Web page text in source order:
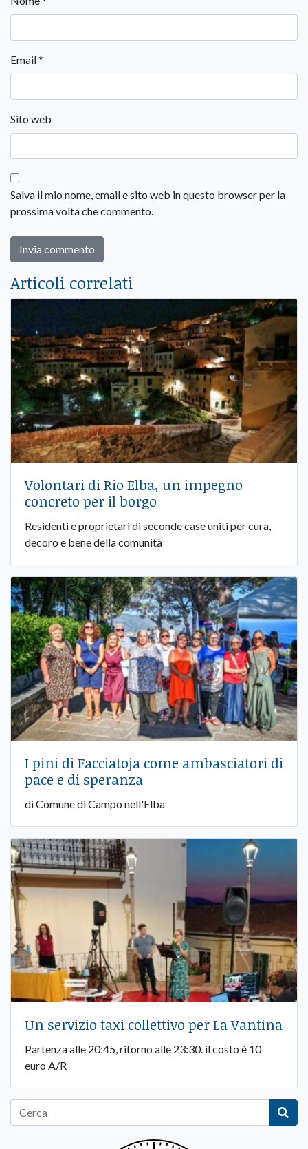
Email*
Sito web
Salva il mio nome, email e sito web in questo browser per la
prossima volta che commento.
Articoli correlati
Volontari di Rio Elba, un impegno
concreto per il borgo
Residenti e proprietari di seconde case uniti per cura,
decoro e bene della comunità
I pini di Facciatoja come ambasciatori di
pace e di speranza
di Comune di Campo nell'Elba
Un servizio taxi collettivo per La Vantina
Partenza alle 20:45, ritorno alle 23:30. il costo è 10
euro A/R